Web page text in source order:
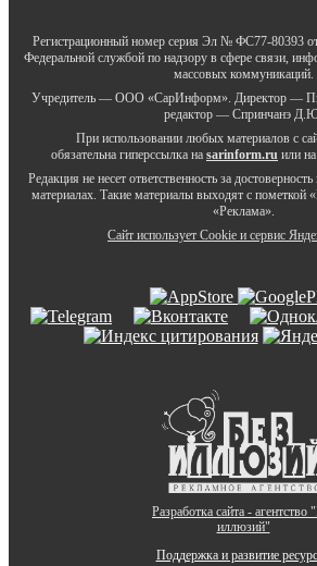
Регистрационный номер серия Эл № ФС77-80393
Федеральной службой по надзору в сфере связи,
массовых коммуникаций.
Учредитель — ООО «СарИнформ». Директор —
редактор — Спринчанэ
При использовании любых материалов с
обязательна гиперссылка на sarinform.ru или
Редакция не несет ответственность за
материалах. Такие материалы выходят с пометкой
«Реклама».
Сайт использует Cookie и сервиc
Разработка сайта - агентство
иллюзий"
Поддержка и развитие